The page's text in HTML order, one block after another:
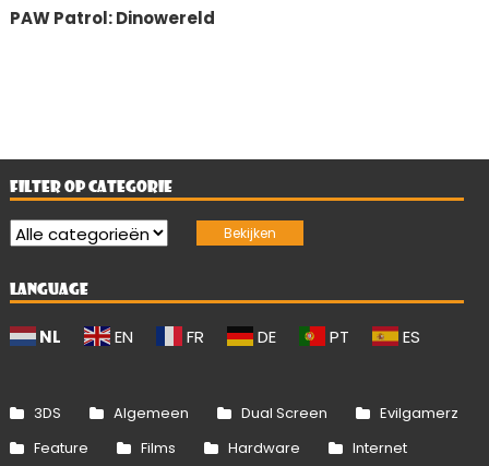
PAW Patrol: Dinowereld
FILTER OP CATEGORIE
LANGUAGE
NL EN FR DE PT ES
3DS Algemeen Dual Screen
Evilgamerz
Feature
Films Hardware Internet